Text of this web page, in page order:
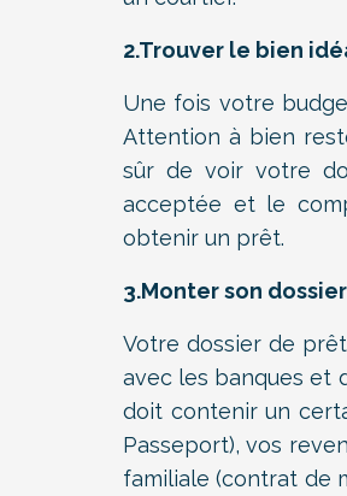
2.Trouver le bien
Une fois votre
Attention à bien
sûr de voir votre
acceptée et le
obtenir un prêt.
3.Monter son
Votre dossier de
avec les banques et
doit contenir un
Passeport), vos
familiale (contrat de